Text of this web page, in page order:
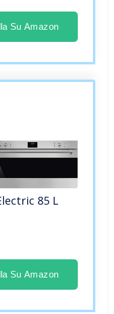
Su Amazon
85 L
Su Amazon